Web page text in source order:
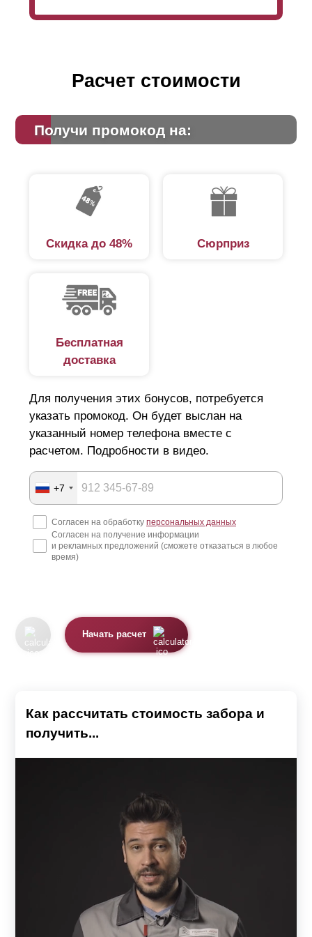
секциями будут выглядеть более объемными,
Расчет стоимости
Получи промокод на:
Скидка до 48% Сюрприз
Бесплатная
доставка
Для получения этих бонусов, потребуется
указать промокод. Он будет выслан на
указанный номер телефона вместе с
расчетом. Подробности в видео.
+7
Согласен на обработку персональных данных
Согласен на получение информации
и рекламных предложений (сможете отказаться в любое
время)
Начать расчет
Как рассчитать стоимость забора и
получить...